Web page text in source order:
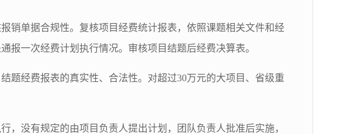
销单据合规性。复核项目经费统计报表，依照课题相关文件和经
报一次经费计划执行情况。审核项目结题后经费决算表。
题经费报表的真实性、合法性。对超过30万元的大项目、省级重
，没有规定的由项目负责人提出计划，团队负责人批准后实施，